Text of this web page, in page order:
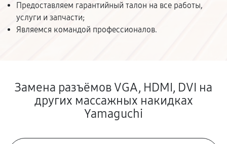
Предоставляем гарантийный талон на все работы,
услуги и запчасти;
Являемся командой профессионалов.
Замена разъёмов VGA, HDMI, DVI на
других массажных накидках
Yamaguchi